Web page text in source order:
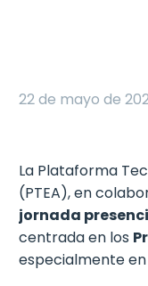
22 de mayo de
La Plataforma
(PTEA), en
jornada
centrada en los
especialmente